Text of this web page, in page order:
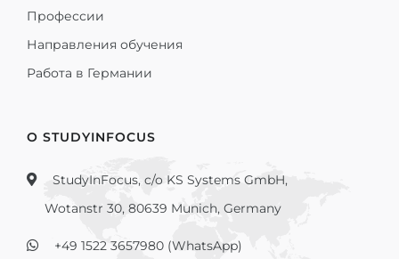
Профессии
Направления обучения
Работа в Германии
О STUDYINFOCUS
StudyInFocus, c/o KS Systems GmbH,
Wotanstr 30, 80639 Munich, Germany
+49 1522 3657980 (WhatsApp)